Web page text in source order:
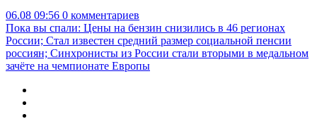
06.08 09:56 0 комментариев
Пока вы спали: Цены на бензин снизились в 46 регионах
России; Стал известен средний размер социальной пенсии
россиян; Синхронисты из России стали вторыми в медальном
зачёте на чемпионате Европы